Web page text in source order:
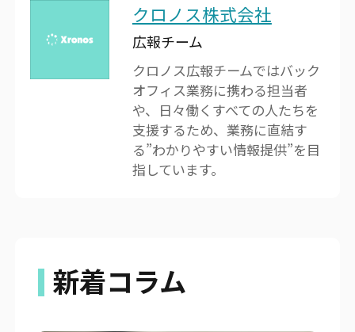
クロノス株式会社
広報チーム
クロノス広報チームではバック
オフィス業務に携わる担当者
や、日々働くすべての人たちを
支援するため、業務に直結す
る”わかりやすい情報提供”を目
指しています。
新着コラム